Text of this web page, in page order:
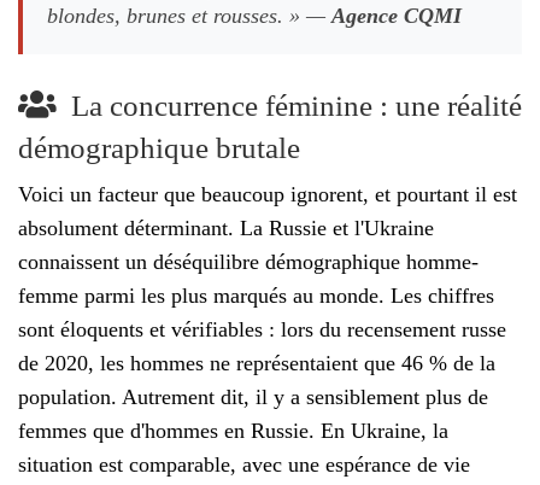
blondes, brunes et rousses. » — Agence CQMI
La concurrence féminine : une réalité
démographique brutale
Voici un facteur que beaucoup ignorent, et pourtant il est
absolument déterminant. La Russie et l'Ukraine
connaissent un déséquilibre démographique homme-
femme parmi les plus marqués au monde. Les chiffres
sont éloquents et vérifiables : lors du recensement russe
de 2020, les hommes ne représentaient que 46 % de la
population. Autrement dit, il y a sensiblement plus de
femmes que d'hommes en Russie. En Ukraine, la
situation est comparable, avec une espérance de vie